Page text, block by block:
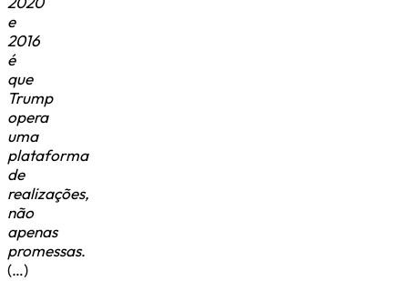
e
2016
é
que
Trump
opera
uma
plataforma
de
realizações,
não
apenas
promessas.
(…)